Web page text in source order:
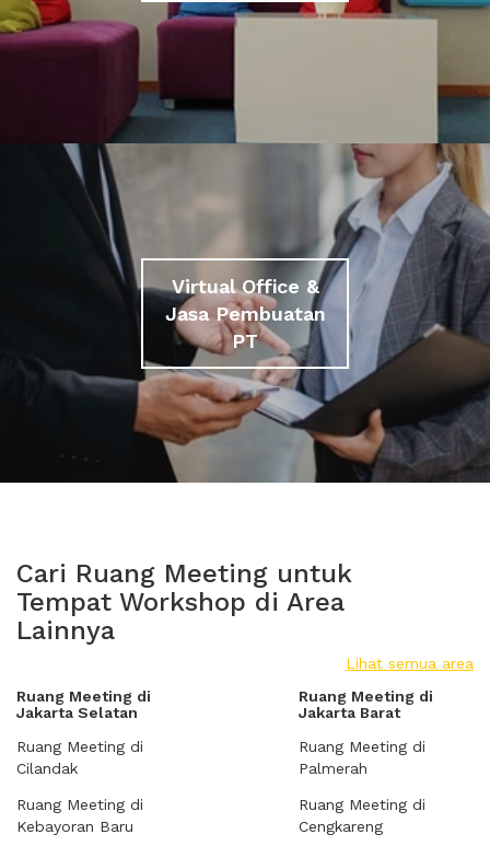
Virtual Office &
Jasa Pembuatan
PT
Cari Ruang Meeting untuk
Tempat Workshop di Area
Lainnya
Lihat semua area
Ruang Meeting di
Jakarta Selatan
Ruang Meeting di
Cilandak
Ruang Meeting di
Kebayoran Baru
Ruang Meeting di
Jakarta Barat
Ruang Meeting di
Palmerah
Ruang Meeting di
Cengkareng